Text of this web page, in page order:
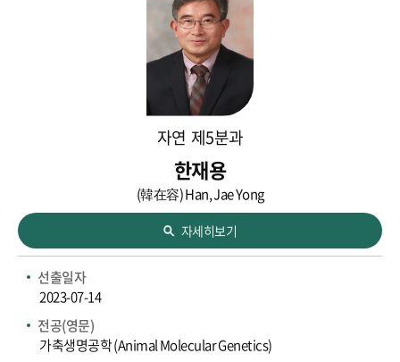
자연 제5분과
한재용
(韓在容) Han, Jae Yong
자세히보기
선출일자
2023-07-14
전공(영문)
가축생명공학 (Animal Molecular Genetics)